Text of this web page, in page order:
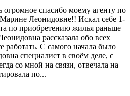
огромное спасибо моему агенту по
Леонидовне!! Искал себе 1-
по приобретению жилья раньше
рассказала обо всех
работать. С самого начала было
специалист в своём деле, с
со мной на связи, отвечала на
по...